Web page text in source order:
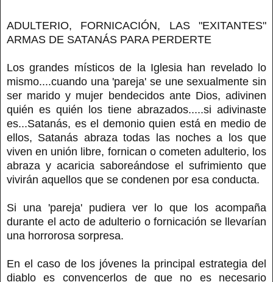
ADULTERIO, FORNICACIÓN, LAS "EXITANTES"
ARMAS DE SATANÁS PARA PERDERTE
Los grandes místicos de la Iglesia han revelado lo
mismo....cuando una 'pareja' se une sexualmente sin
ser marido y mujer bendecidos ante Dios, adivinen
quién es quién los tiene abrazados.....si adivinaste
es...Satanás, es el demonio quien está en medio de
ellos, Satanás abraza todas las noches a los que
viven en unión libre, fornican o cometen adulterio, los
abraza y acaricia saboreándose el sufrimiento que
vivirán aquellos que se condenen por esa conducta.
Si una 'pareja' pudiera ver lo que los acompaña
durante el acto de adulterio o fornicación se llevarían
una horrorosa sorpresa.
En el caso de los jóvenes la principal estrategia del
diablo es convencerlos de que no es necesario